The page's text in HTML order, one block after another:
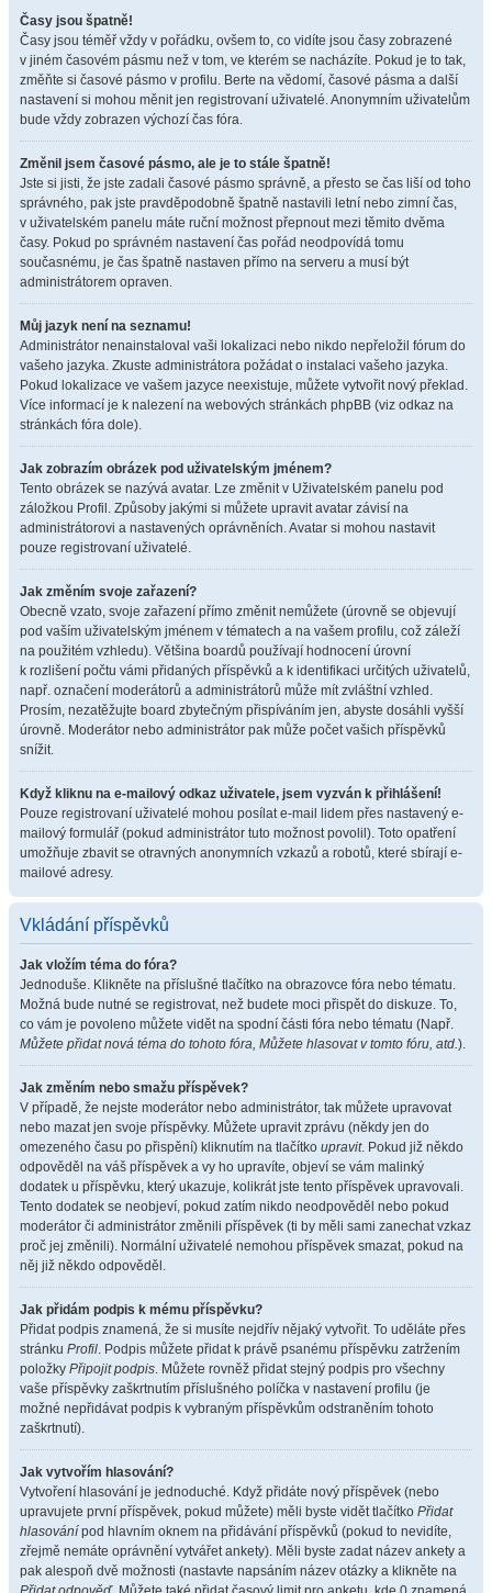
Časy jsou špatně!
Časy jsou téměř vždy v pořádku, ovšem to, co vidíte jsou časy zobrazené
v jiném časovém pásmu než v tom, ve kterém se nacházíte. Pokud je to tak,
změňte si časové pásmo v profilu. Berte na vědomí, časové pásma a další
nastavení si mohou měnit jen registrovaní uživatelé. Anonymním uživatelům
bude vždy zobrazen výchozí čas fóra.
Změnil jsem časové pásmo, ale je to stále špatně!
Jste si jisti, že jste zadali časové pásmo správně, a přesto se čas liší od toho
správného, pak jste pravděpodobně špatně nastavili letní nebo zimní čas,
v uživatelském panelu máte ruční možnost přepnout mezi těmito dvěma
časy. Pokud po správném nastavení čas pořád neodpovídá tomu
současnému, je čas špatně nastaven přímo na serveru a musí být
administrátorem opraven.
Můj jazyk není na seznamu!
Administrátor nenainstaloval vaši lokalizaci nebo nikdo nepřeložil fórum do
vašeho jazyka. Zkuste administrátora požádat o instalaci vašeho jazyka.
Pokud lokalizace ve vašem jazyce neexistuje, můžete vytvořit nový překlad.
Více informací je k nalezení na webových stránkách phpBB (viz odkaz na
stránkách fóra dole).
Jak zobrazím obrázek pod uživatelským jménem?
Tento obrázek se nazývá avatar. Lze změnit v Uživatelském panelu pod
záložkou Profil. Způsoby jakými si můžete upravit avatar závisí na
administrátorovi a nastavených oprávněních. Avatar si mohou nastavit
pouze registrovaní uživatelé.
Jak změním svoje zařazení?
Obecně vzato, svoje zařazení přímo změnit nemůžete (úrovně se objevují
pod vaším uživatelským jménem v tématech a na vašem profilu, což záleží
na použitém vzhledu). Většina boardů používají hodnocení úrovní
k rozlišení počtu vámi přidaných příspěvků a k identifikaci určitých uživatelů,
např. označení moderátorů a administrátorů může mít zvláštní vzhled.
Prosím, nezatěžujte board zbytečným přispíváním jen, abyste dosáhli vyšší
úrovně. Moderátor nebo administrátor pak může počet vašich příspěvků
snížit.
Když kliknu na e-mailový odkaz uživatele, jsem vyzván k přihlášení!
Pouze registrovaní uživatelé mohou posílat e-mail lidem přes nastavený e-
mailový formulář (pokud administrátor tuto možnost povolil). Toto opatření
umožňuje zbavit se otravných anonymních vzkazů a robotů, které sbírají e-
mailové adresy.
Vkládání příspěvků
Jak vložím téma do fóra?
Jednoduše. Klikněte na příslušné tlačítko na obrazovce fóra nebo tématu.
Možná bude nutné se registrovat, než budete moci přispět do diskuze. To,
co vám je povoleno můžete vidět na spodní části fóra nebo tématu (Např.
Můžete přidat nová téma do tohoto fóra, Můžete hlasovat v tomto fóru, atd.).
Jak změním nebo smažu příspěvek?
V případě, že nejste moderátor nebo administrátor, tak můžete upravovat
nebo mazat jen svoje příspěvky. Můžete upravit zprávu (někdy jen do
omezeného času po přispění) kliknutím na tlačítko upravit. Pokud již někdo
odpověděl na váš příspěvek a vy ho upravíte, objeví se vám malinký
dodatek u příspěvku, který ukazuje, kolikrát jste tento příspěvek upravovali.
Tento dodatek se neobjeví, pokud zatím nikdo neodpověděl nebo pokud
moderátor či administrátor změnili příspěvek (ti by měli sami zanechat vzkaz
proč jej změnili). Normální uživatelé nemohou příspěvek smazat, pokud na
něj již někdo odpověděl.
Jak přidám podpis k mému příspěvku?
Přidat podpis znamená, že si musíte nejdřív nějaký vytvořit. To uděláte přes
stránku Profil. Podpis můžete přidat k právě psanému příspěvku zatržením
položky Připojit podpis. Můžete rovněž přidat stejný podpis pro všechny
vaše příspěvky zaškrtnutím příslušného políčka v nastavení profilu (je
možné nepřidávat podpis k vybraným příspěvkům odstraněním tohoto
zaškrtnutí).
Jak vytvořím hlasování?
Vytvoření hlasování je jednoduché. Když přidáte nový příspěvek (nebo
upravujete první příspěvek, pokud můžete) měli byste vidět tlačítko Přidat
hlasování pod hlavním oknem na přidávání příspěvků (pokud to nevidíte,
zřejmě nemáte oprávnění vytvářet ankety). Měli byste zadat název ankety a
pak alespoň dvě možnosti (nastavte napsáním název otázky a klikněte na